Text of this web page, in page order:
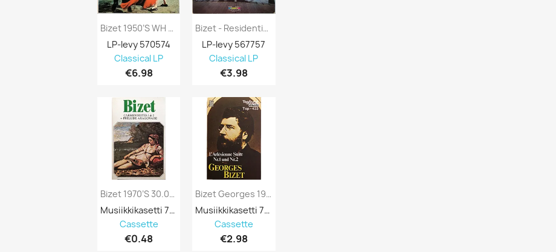
Bizet 1950’s WH 20008 Carmen Suite No.1...
LP-levy 570574
Classical LP
€6.98
Bizet 1970’s 30.065 Carmen Suites C Music...
Musiikkikasetti 751719
Cassette
€0.48
Bizet - Residentie Orkest Den Haag 1962...
LP-levy 567757
Classical LP
€3.98
Bizet Georges 1980’s Top-433 L'Arlesienne...
Musiikkikasetti 751539
Cassette
€2.98